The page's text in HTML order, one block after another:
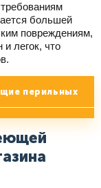
большей
повреждениям,
легок, что
перильных